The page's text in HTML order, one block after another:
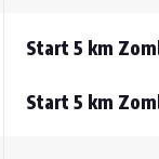
Start 5 km
Start 5 km